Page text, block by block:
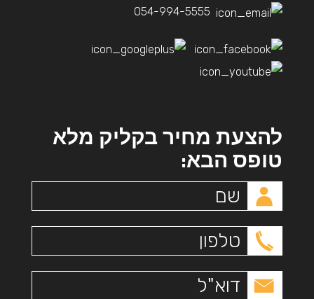
054-994-5555
להצעת מחיר בקליק מלא
טופס הבא: